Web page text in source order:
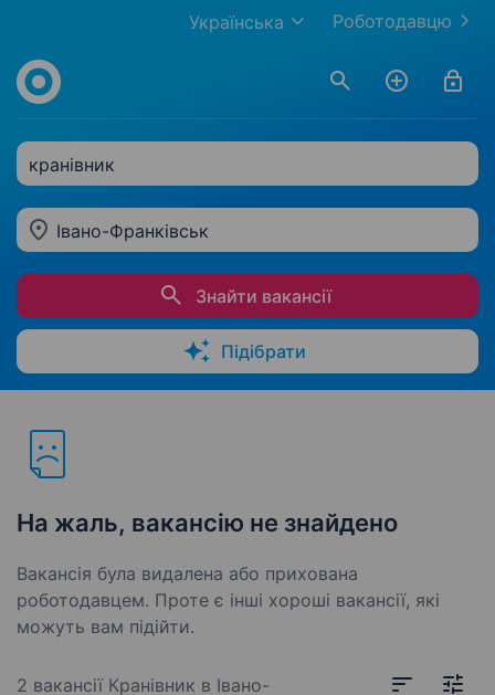
Роботодавцю
Українська
кранівник
Івано-Франківськ
Знайти вакансії
Підібрати
На жаль, вакансію не знайдено
Вакансія була видалена або прихована
роботодавцем. Проте є інші хороші вакансії, які
можуть вам підійти.
2 вакансії Кранівник в Івано-